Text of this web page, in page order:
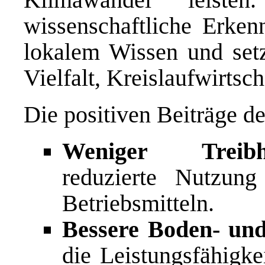
wissenschaftliche
lokalem Wissen und
Vielfalt,
Die positiven Beiträge
Weniger
reduzierte
Betriebsmitteln.
Bessere Boden-
die